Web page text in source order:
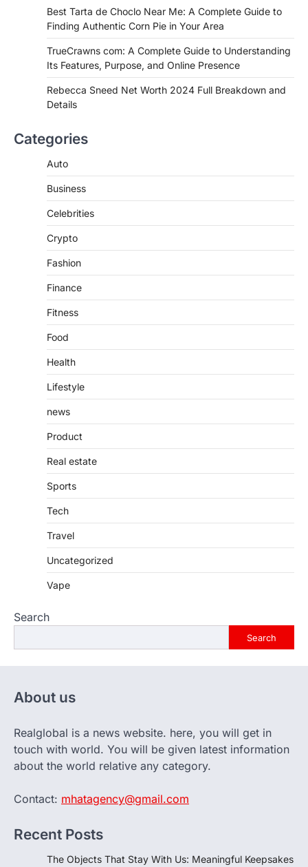
Best Tarta de Choclo Near Me: A
Complete Guide to Finding
Authentic Corn Pie in Your Area
Admin June 28, 2026
Introduction Searching for the best tarta
de choclo near me is becoming
Features, Purpose, and Online
Introduction The internet is filled with
purposes, from providing information…
Best Tarta de Choclo Near Me: A Complete Guide to
Finding Authentic Corn Pie in Your Area
TrueCrawns com: A Complete Guide to Understanding
Its Features, Purpose, and Online Presence
Rebecca Sneed Net Worth 2024 Full Breakdown and
Details
Categories
Auto
Business
Celebrities
Crypto
Fashion
Finance
Fitness
Food
Health
Lifestyle
news
Product
Real estate
Sports
Tech
Travel
Uncategorized
Vape
Search
Search
About us
Realglobal is a news website. here, you will get in
touch with world. You will be given latest information
about the world relative any category.
Contact: mhatagency@gmail.com
Recent Posts
The Objects That Stay With Us: Meaningful Keepsakes